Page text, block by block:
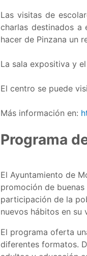
Las visitas de
charlas destinados a
hacer de Pinzana un
La sala expositiva y
El centro se puede
Más información en:
Programa
El Ayuntamiento de
promoción de
participación de la
nuevos hábitos en su
El programa oferta
diferentes formatos.